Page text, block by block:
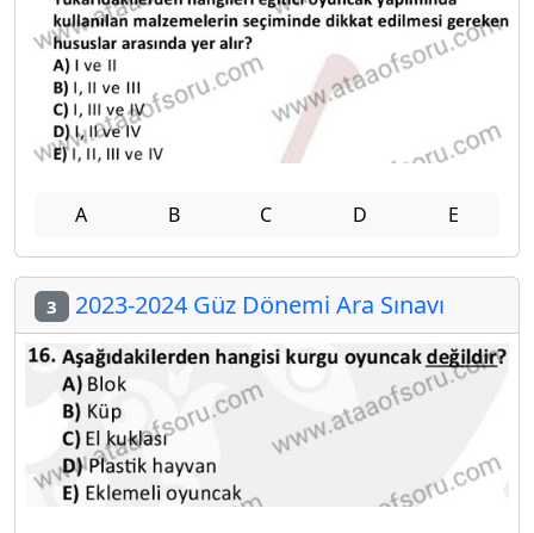
A B C D E
3 2023-2024 Güz Dönemi Ara Sınavı